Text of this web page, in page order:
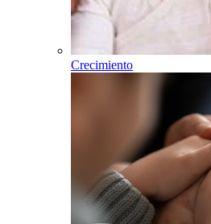
Crecimiento